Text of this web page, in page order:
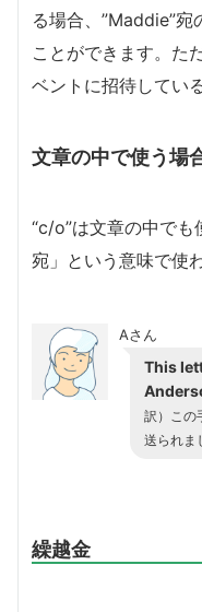
る場合、”Maddie”宛
ことができます。た
ベントに招待してい
文章の中で使う場
“c/o”は文章の中で
宛」という意味で使
Aさん
This
訳） この
送られま
繰越金